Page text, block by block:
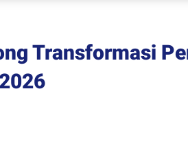
Transformasi